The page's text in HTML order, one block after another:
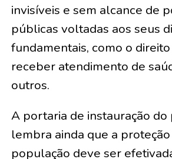
invisíveis e sem alcance de
públicas voltadas aos seus
fundamentais, como o
receber atendimento de
outros.
A portaria de instauração
lembra ainda que a
população deve ser